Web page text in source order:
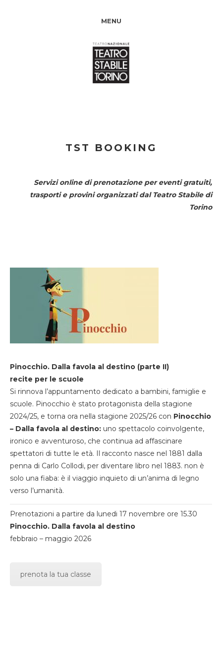
MENU
TST BOOKING
Servizi online di prenotazione per eventi gratuiti,
trasporti e provini organizzati dal Teatro Stabile di
Torino
Pinocchio. Dalla favola al destino (parte II)
recite per le scuole
Si rinnova l’appuntamento dedicato a bambini, famiglie e
scuole. Pinocchio è stato protagonista della stagione
2024/25, e torna ora nella stagione 2025/26 con Pinocchio
– Dalla favola al destino: uno spettacolo coinvolgente,
ironico e avventuroso, che continua ad affascinare
spettatori di tutte le età. Il racconto nasce nel 1881 dalla
penna di Carlo Collodi, per diventare libro nel 1883. non è
solo una fiaba: è il viaggio inquieto di un’anima di legno
verso l’umanità.
Prenotazioni a partire da lunedi 17 novembre ore 15.30
Pinocchio. Dalla favola al destino
febbraio – maggio 2026
prenota la tua classe